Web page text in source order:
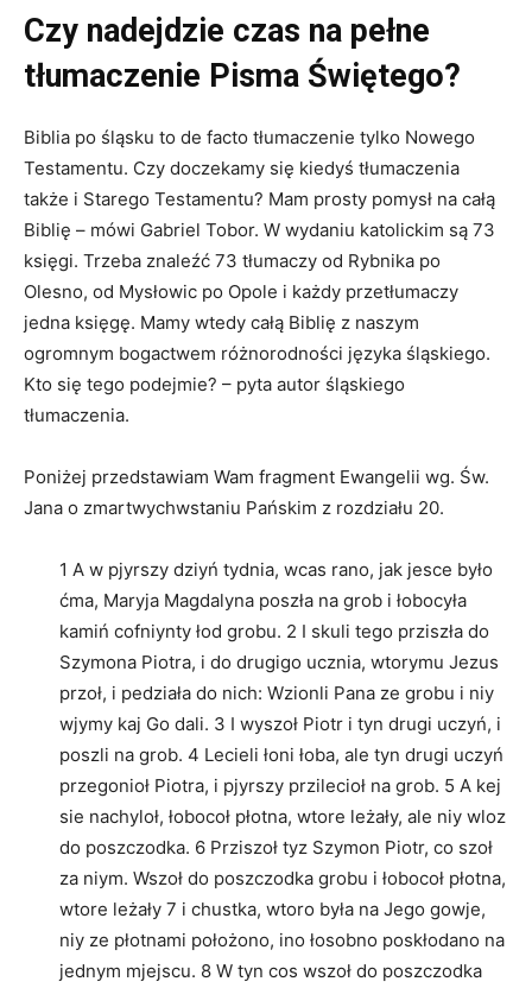
Czy nadejdzie czas na pełne
tłumaczenie Pisma Świętego?
Biblia po śląsku to de facto tłumaczenie tylko Nowego
Testamentu. Czy doczekamy się kiedyś tłumaczenia
także i Starego Testamentu? Mam prosty pomysł na całą
Biblię – mówi Gabriel Tobor. W wydaniu katolickim są 73
księgi. Trzeba znaleźć 73 tłumaczy od Rybnika po
Olesno, od Mysłowic po Opole i każdy przetłumaczy
jedna księgę. Mamy wtedy całą Biblię z naszym
ogromnym bogactwem różnorodności języka śląskiego.
Kto się tego podejmie? – pyta autor śląskiego
tłumaczenia.
Poniżej przedstawiam Wam fragment Ewangelii wg. Św.
Jana o zmartwychwstaniu Pańskim z rozdziału 20.
1 A w pjyrszy dziyń tydnia, wcas rano, jak jesce było
ćma, Maryja Magdalyna poszła na grob i łobocyła
kamiń cofniynty łod grobu. 2 I skuli tego prziszła do
Szymona Piotra, i do drugigo ucznia, wtorymu Jezus
przoł, i pedziała do nich: Wzionli Pana ze grobu i niy
wjymy kaj Go dali. 3 I wyszoł Piotr i tyn drugi uczyń, i
poszli na grob. 4 Lecieli łoni łoba, ale tyn drugi uczyń
przegonioł Piotra, i pjyrszy przilecioł na grob. 5 A kej
sie nachyloł, łobocoł płotna, wtore leżały, ale niy wloz
do poszczodka. 6 Prziszoł tyz Szymon Piotr, co szoł
za niym. Wszoł do poszczodka grobu i łobocoł płotna,
wtore leżały 7 i chustka, wtoro była na Jego gowje,
niy ze płotnami położono, ino łosobno poskłodano na
jednym mjejscu. 8 W tyn cos wszoł do poszczodka